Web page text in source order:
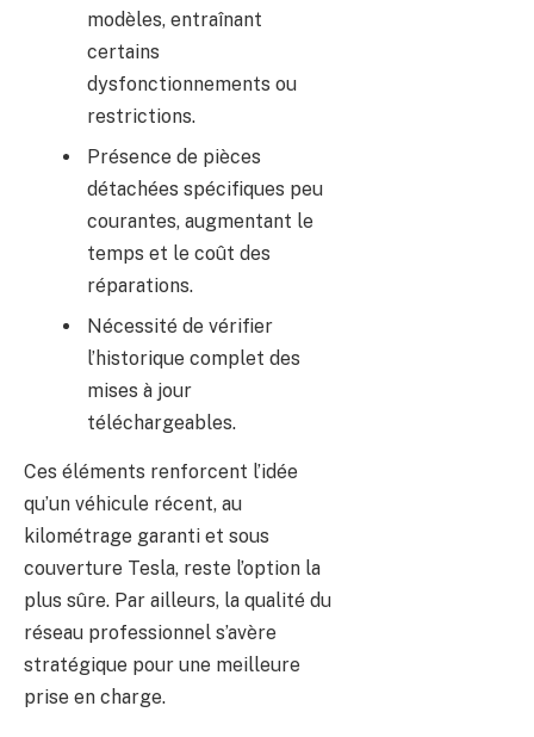
modèles, entraînant
certains
dysfonctionnements ou
restrictions.
Présence de pièces
détachées spécifiques peu
courantes, augmentant le
temps et le coût des
réparations.
Nécessité de vérifier
l’historique complet des
mises à jour
téléchargeables.
Ces éléments renforcent l’idée
qu’un véhicule récent, au
kilométrage garanti et sous
couverture Tesla, reste l’option la
plus sûre. Par ailleurs, la qualité du
réseau professionnel s’avère
stratégique pour une meilleure
prise en charge.